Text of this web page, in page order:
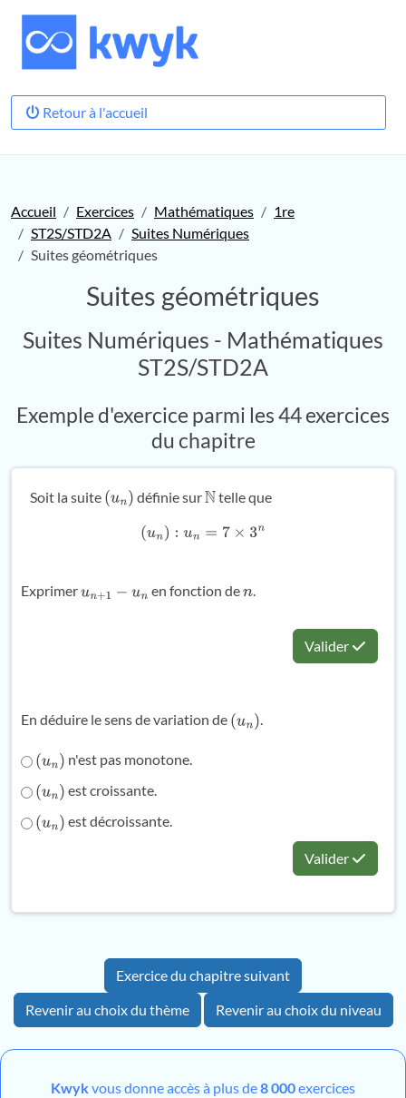
Retour à l'accueil
Accueil Exercices Mathématiques
1re
ST2S/STD2A
Suites Numériques
Suites géométriques
Suites géométriques
Suites Numériques - Mathématiques
ST2S/STD2A
Exemple d'exercice parmi les 44 exercices
du chapitre
Soit la suite (un) définie surN telle que
(u n ):un =7 ×3n
Exprimerun+1 −u n en fonction den.
Valider
En déduire le sens de variation de (un) .
(un) n'est pas monotone.
(un) est croissante.
(un) est décroissante.
Valider
Exercice du chapitre suivant
Revenir au choix du thème
Revenir au choix du niveau
Kwykvous donne accès à plus de8 000exercices